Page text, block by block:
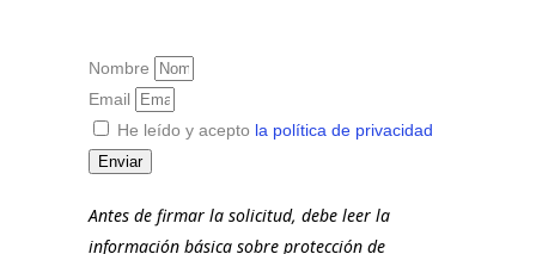
Nombre
Email
He leído y acepto la política de privacidad
Enviar
Antes de firmar la solicitud, debe leer la
información básica sobre protección de